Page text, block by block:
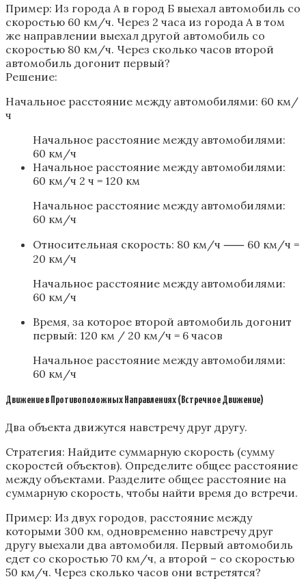
Пример: Из города А в город Б выехал автомобиль со
скоростью 60 км/ч. Через 2 часа из города А в том
же направлении выехал другой автомобиль со
скоростью 80 км/ч. Через сколько часов второй
автомобиль догонит первый?
Решение:
Начальное расстояние между автомобилями: 60 км/
ч
Начальное расстояние между автомобилями:
60 км/ч
Начальное расстояние между автомобилями:
60 км/ч 2 ч = 120 км
Начальное расстояние между автомобилями:
60 км/ч
Относительная скорость: 80 км/ч ⸺ 60 км/ч =
20 км/ч
Начальное расстояние между автомобилями:
60 км/ч
Время, за которое второй автомобиль догонит
первый: 120 км / 20 км/ч = 6 часов
Начальное расстояние между автомобилями:
60 км/ч
Движение в Противоположных Направлениях (Встречное Движение)
Два объекта движутся навстречу друг другу.
Стратегия: Найдите суммарную скорость (сумму
скоростей объектов). Определите общее расстояние
между объектами. Разделите общее расстояние на
суммарную скорость, чтобы найти время до встречи.
Пример: Из двух городов, расстояние между
которыми 300 км, одновременно навстречу друг
другу выехали два автомобиля. Первый автомобиль
едет со скоростью 70 км/ч, а второй – со скоростью
50 км/ч. Через сколько часов они встретятся?